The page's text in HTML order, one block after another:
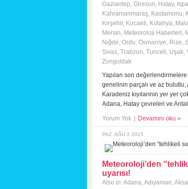
Gaziantep, Giresun, Hatay,
Kahramanmaraş, Kastamonu,
Kırşehir, Kocaeli, Kütahya,
Mersin, Meteoroloji Haberleri,
Niğde, Ordu, Osmaniye, Rize,
Sivas, Trabzon, Tunceli, Uşak,
Zonguldak
Yapılan son
genelinin parçalı ve az bulutlu,
Karadeniz kıyılarının yer yer
Adana, Hatay çevreleri ve
Yorum Yok Devamını oku »
PAZ, AĞU 2 2015
Meteoroloji’den
uyarısı!
Also in:Adana,Adıyaman,